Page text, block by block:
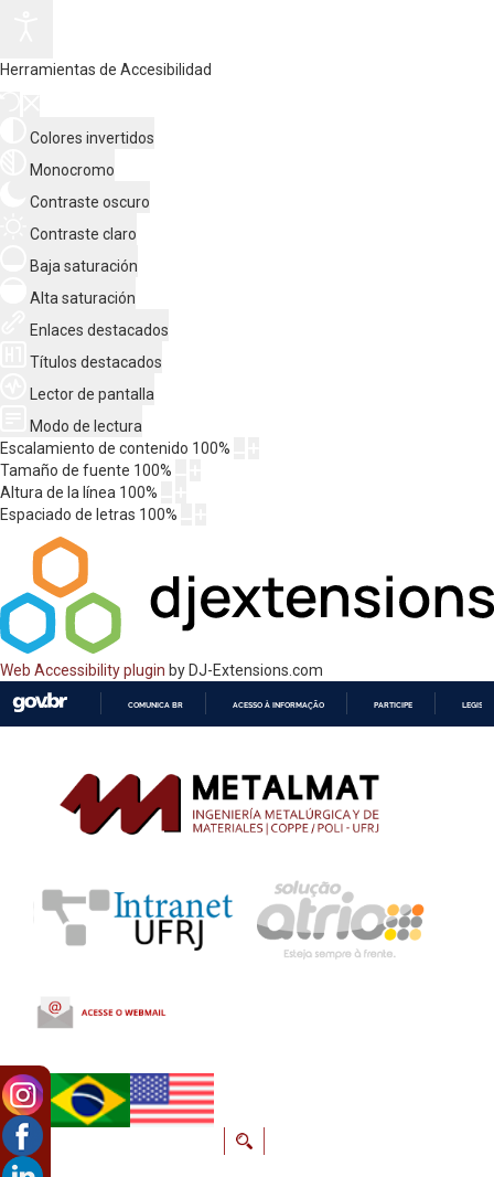
Herramientas de Accesibilidad
Colores invertidos
Monocromo
Contraste oscuro
Contraste claro
Baja saturación
Alta saturación
Enlaces destacados
Títulos destacados
Lector de pantalla
Modo de lectura
Escalamiento de contenido 100%
Tamaño de fuente 100%
Altura de la línea 100%
Espaciado de letras 100%
Web Accessibility plugin by DJ-Extensions.com
CONTEÚDO
COMUNICA BR ACESSO À INFORMAÇÃO PARTICIPE